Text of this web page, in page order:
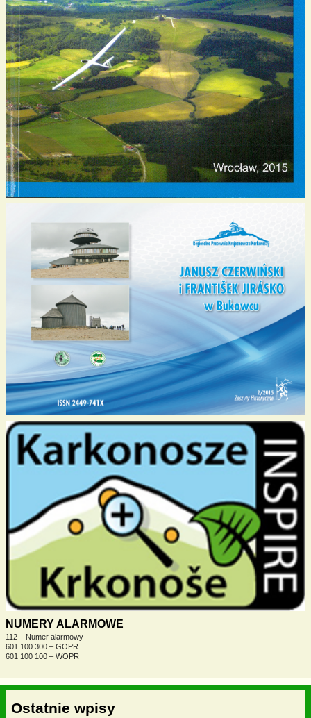
NUMERY ALARMOWE
112 – Numer alarmowy
601 100 300 – GOPR
601 100 100 – WOPR
Ostatnie wpisy